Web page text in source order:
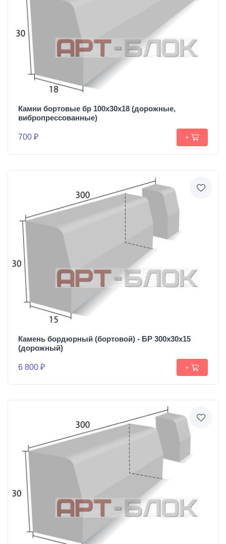
Камни бортовые бр 100х30х18 (дорожные,
вибропрессованные)
700 ₽ +
Камень бордюрный (бортовой) - БР 300х30х15
(дорожный)
6 800 ₽ +